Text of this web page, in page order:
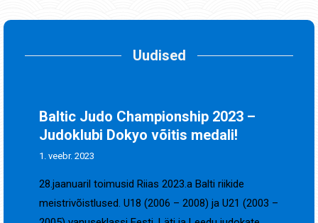
Uudised
Baltic Judo Championship 2023 –
Judoklubi Dokyo võitis medali!
1. veebr. 2023
28.jaanuaril toimusid Riias 2023.a Balti riikide
meistrivõistlused. U18 (2006 – 2008) ja U21 (2003 –